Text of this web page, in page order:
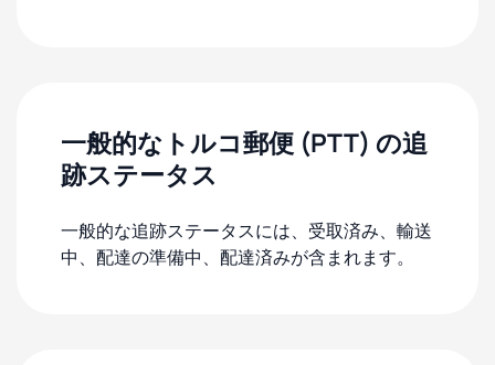
一般的なトルコ郵便 (PTT) の追
跡ステータス
一般的な追跡ステータスには、受取済み、輸送
中、配達の準備中、配達済みが含まれます。